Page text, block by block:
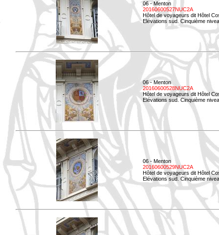
06 - Menton
20160600527NUC2A
Hôtel de voyageurs dit Hôtel
Elévations sud. Cinquième
06 - Menton
20160600528NUC2A
Hôtel de voyageurs dit Hôtel
Elévations sud. Cinquième
06 - Menton
20160600529NUC2A
Hôtel de voyageurs dit Hôtel
Elévations sud. Cinquième